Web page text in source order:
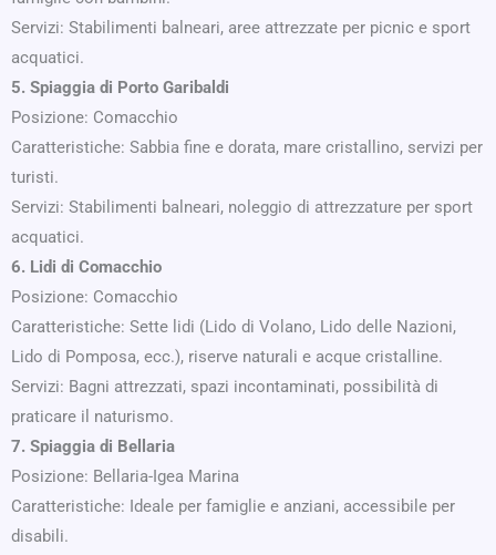
Servizi: Stabilimenti balneari, aree attrezzate per picnic e sport
acquatici.
5. Spiaggia di Porto Garibaldi
Posizione: Comacchio
Caratteristiche: Sabbia fine e dorata, mare cristallino, servizi per
turisti.
Servizi: Stabilimenti balneari, noleggio di attrezzature per sport
acquatici.
6. Lidi di Comacchio
Posizione: Comacchio
Caratteristiche: Sette lidi (Lido di Volano, Lido delle Nazioni,
Lido di Pomposa, ecc.), riserve naturali e acque cristalline.
Servizi: Bagni attrezzati, spazi incontaminati, possibilità di
praticare il naturismo.
7. Spiaggia di Bellaria
Posizione: Bellaria-Igea Marina
Caratteristiche: Ideale per famiglie e anziani, accessibile per
disabili.